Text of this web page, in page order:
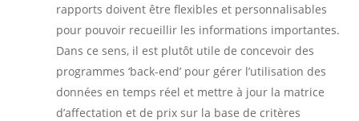
rapports doivent être flexibles et personnalisables
pour pouvoir recueillir les informations importantes.
Dans ce sens, il est plutôt utile de concevoir des
programmes ‘back-end’ pour gérer l’utilisation des
données en temps réel et mettre à jour la matrice
d’affectation et de prix sur la base de critères